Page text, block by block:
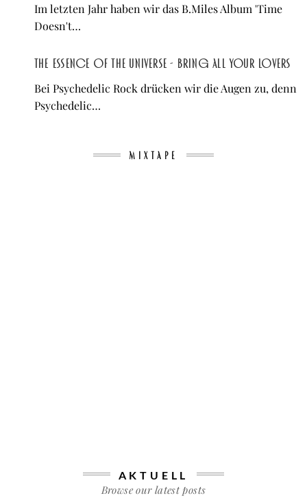
Im letzten Jahr haben wir das B.Miles Album 'Time
Doesn't…
The Essence of The Universe - Bring All Your Lovers
Bei Psychedelic Rock drücken wir die Augen zu, denn
Psychedelic…
MIXTAPE
AKTUELL
Browse our latest posts